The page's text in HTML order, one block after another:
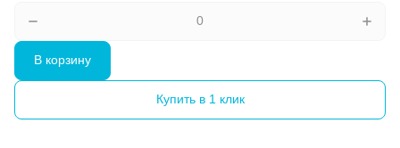
В корзину
Купить в 1 клик